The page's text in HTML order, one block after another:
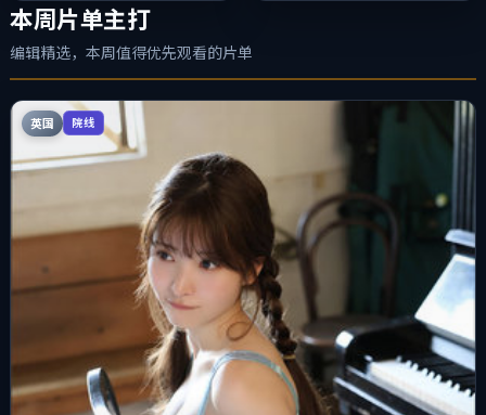
埋入作者式...
本周片单主打
编辑精选，本周值得优先观看的片单
英国 院线